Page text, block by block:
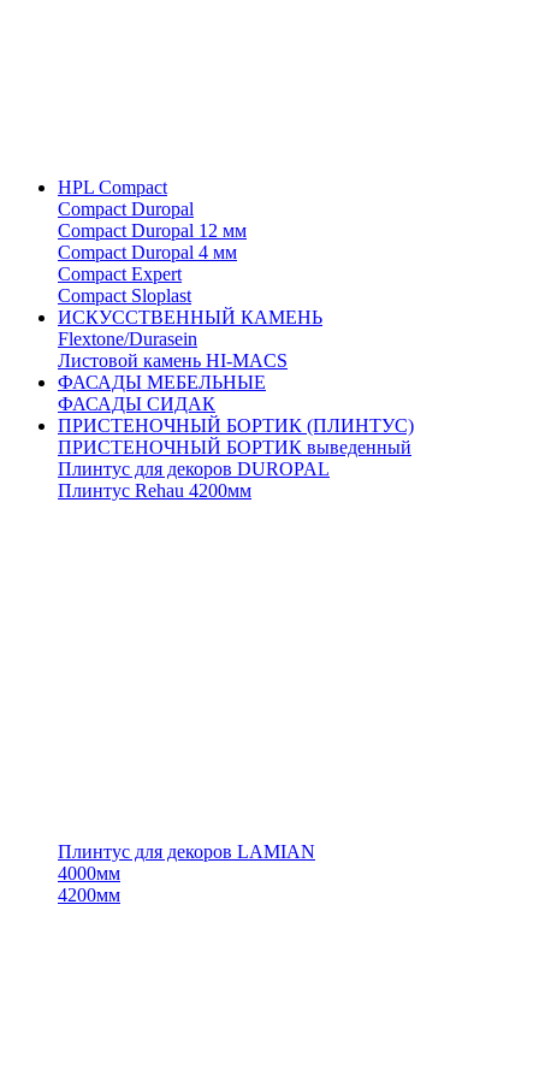
HPL Compact
Compact Duropal
Compact Duropal 12 мм
Compact Duropal 4 мм
Compact Expert
Compact Sloplast
ИСКУССТВЕННЫЙ КАМЕНЬ
Flextone/Durasein
Листовой камень HI-MACS
ФАСАДЫ МЕБЕЛЬНЫЕ
ФАСАДЫ СИДАК
ПРИСТЕНОЧНЫЙ БОРТИК (ПЛИНТУС)
ПРИСТЕНОЧНЫЙ БОРТИК выведенный
Плинтус для декоров DUROPAL
Плинтус Rehau 4200мм
Плинтус для декоров LAMIAN
4000мм
4200мм